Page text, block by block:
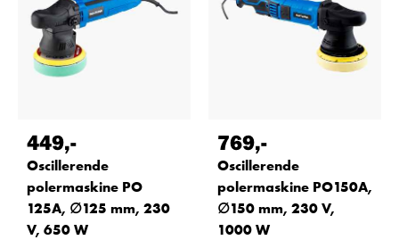
449,-
Oscillerende
polermaskine PO
125A, ∅125 mm, 230
V, 650 W
769,-
Oscillerende
polermaskine PO150A,
∅150 mm, 230 V,
1000 W